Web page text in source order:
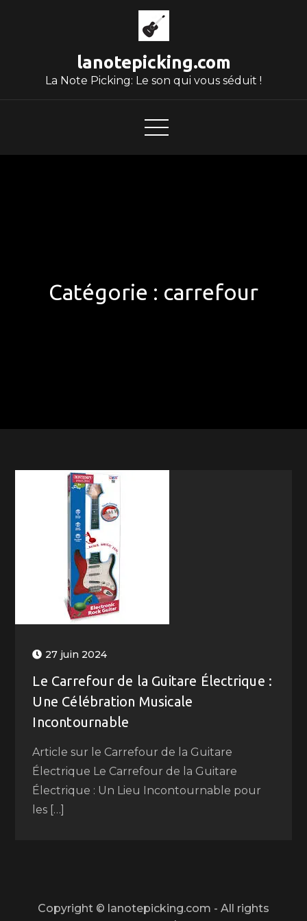
lanotepicking.com
La Note Picking: Le son qui vous séduit !
Catégorie : carrefour
27 juin 2024
Le Carrefour de la Guitare Électrique :
Une Célébration Musicale
Incontournable
Article sur le Carrefour de la Guitare
Électrique Le Carrefour de la Guitare
Électrique : Un Lieu Incontournable pour
les […]
Copyright © lanotepicking.com - All rights